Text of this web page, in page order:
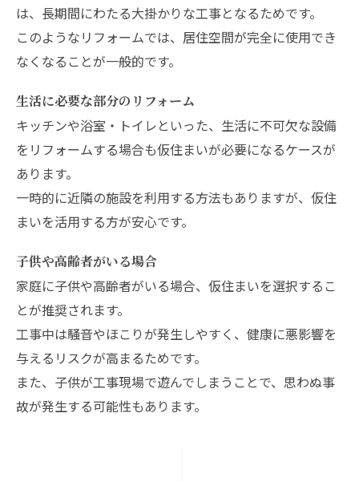
は、長期間にわたる大掛かりな工事となるためです。
このようなリフォームでは、居住空間が完全に使用でき
なくなることが一般的です。
生活に必要な部分のリフォーム
キッチンや浴室・トイレといった、生活に不可欠な設備
をリフォームする場合も仮住まいが必要になるケースが
あります。
一時的に近隣の施設を利用する方法もありますが、仮住
まいを活用する方が安心です。
子供や高齢者がいる場合
家庭に子供や高齢者がいる場合、仮住まいを選択するこ
とが推奨されます。
工事中は騒音やほこりが発生しやすく、健康に悪影響を
与えるリスクが高まるためです。
また、子供が工事現場で遊んでしまうことで、思わぬ事
故が発生する可能性もあります。